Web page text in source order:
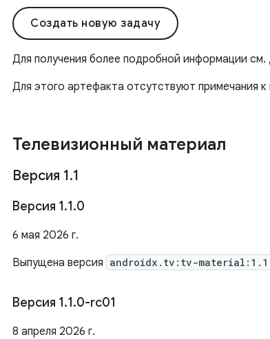
Создать новую задачу
Для получения более подробной информации см.
Для этого артефакта отсутствуют примечания к
Телевизионный материал
Версия 1.1
Версия 1.1.0
6 мая 2026 г.
Выпущена версия androidx.tv:tv-
Версия 1.1.0-rc01
8 апреля 2026 г.